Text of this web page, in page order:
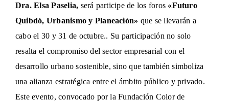
Dra. Elsa Paselia, será participe de los foros «Futuro
Quibdó, Urbanismo y Planeación» que se llevarán a
cabo el 30 y 31 de octubre.. Su participación no solo
resalta el compromiso del sector empresarial con el
desarrollo urbano sostenible, sino que también simboliza
una alianza estratégica entre el ámbito público y privado.
Este evento, convocado por la Fundación Color de